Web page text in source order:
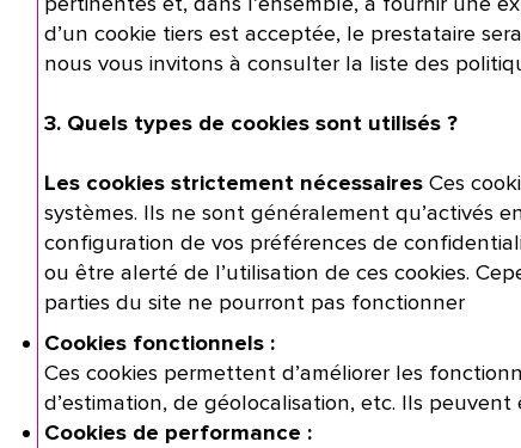
d’un cookie tiers est acceptée, le prestataire
nous vous invitons à consulter la liste des
3. Quels types de cookies sont utilisés ?
Les cookies strictement nécessaires Ces
systèmes. Ils ne sont généralement qu’activés
configuration de vos préférences de
ou être alerté de l’utilisation de ces cookies.
parties du site ne pourront pas fonctionner
Cookies fonctionnels :
Ces cookies permettent d’améliorer les
d’estimation, de géolocalisation, etc. Ils
Cookies de performance :